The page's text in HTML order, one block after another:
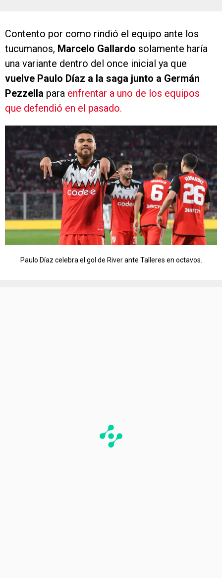
Contento por como rindió el equipo ante los
tucumanos, Marcelo Gallardo solamente haría
una variante dentro del once inicial ya que
vuelve Paulo Díaz a la saga junto a Germán
Pezzella para enfrentar a uno de los equipos
que defendió en el pasado.
Paulo Díaz celebra el gol de River ante Talleres en octavos.